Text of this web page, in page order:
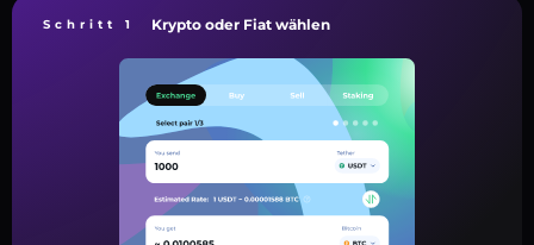
Schritt 1 Krypto oder Fiat wählen